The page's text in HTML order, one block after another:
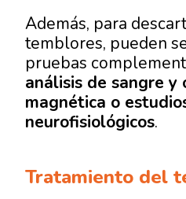
Además, para
temblores, pueden
pruebas
análisis de sangre y
magnética o
neurofisiológicos.
Tratamiento del